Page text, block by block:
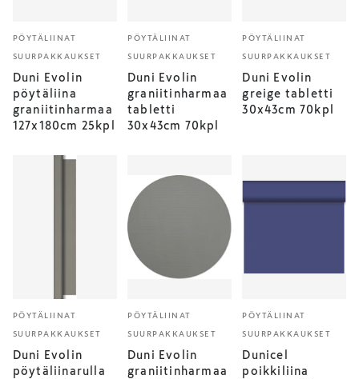
PÖYTÄLIINAT
SUURPAKKAUKSET
Duni Evolin
pöytäliina
graniitinharmaa
127x180cm 25kpl
PÖYTÄLIINAT
SUURPAKKAUKSET
Duni Evolin
graniitinharmaa
tabletti
30x43cm 70kpl
PÖYTÄLIINAT
SUURPAKKAUKSET
Duni Evolin
greige tabletti
30x43cm 70kpl
PÖYTÄLIINAT
SUURPAKKAUKSET
Duni Evolin
pöytäliinarulla
PÖYTÄLIINAT
SUURPAKKAUKSET
Duni Evolin
graniitinharmaa
PÖYTÄLIINAT
SUURPAKKAUKSET
Dunicel
poikkiliina